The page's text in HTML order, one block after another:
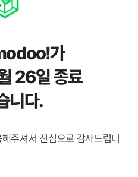
가
26일 종료
니다.
주셔서 진심으로 감사드립니